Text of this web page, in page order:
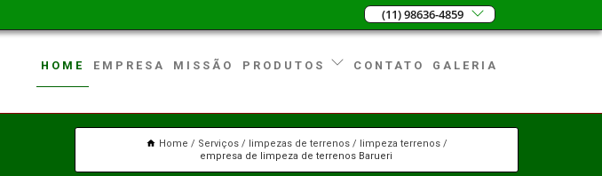
(11) 98636-4859
HOME EMPRESA MISSÃO PRODUTOS CONTATO GALERIA
Home Serviços limpezas de terrenos
limpeza terrenos
empresa de limpeza de terrenos Barueri